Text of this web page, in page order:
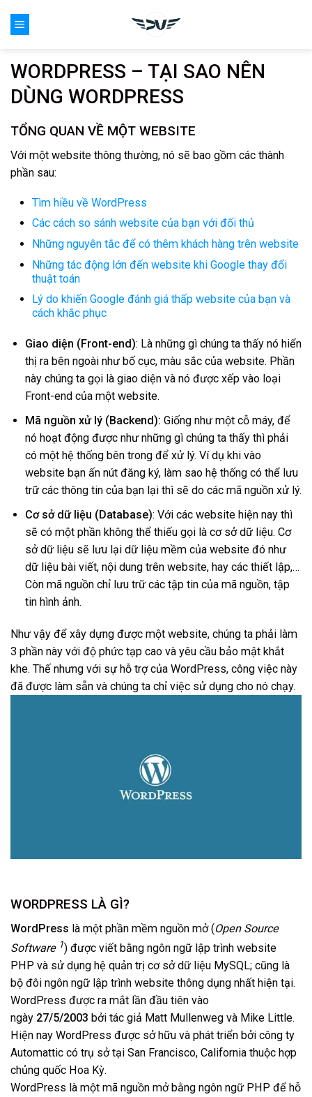
WORDPRESS – TẠI SAO NÊN
DÙNG WORDPRESS
TỔNG QUAN VỀ MỘT WEBSITE
Với một website thông thường, nó sẽ bao gồm các thành
phần sau:
Tìm hiều về WordPress
Các cách so sánh website của bạn với đối thủ
Những nguyên tắc để có thêm khách hàng trên website
Những tác động lớn đến website khi Google thay đổi
thuật toán
Lý do khiến Google đánh giá thấp website của bạn và
cách khắc phục
Giao diện (Front-end): Là những gì chúng ta thấy nó hiển
thị ra bên ngoài như bố cục, màu sắc của website. Phần
này chúng ta gọi là giao diện và nó được xếp vào loại
Front-end của một website.
Mã nguồn xử lý (Backend): Giống như một cỗ máy, để
nó hoạt động được như những gì chúng ta thấy thì phải
có một hệ thống bên trong để xử lý. Ví dụ khi vào
website bạn ấn nút đăng ký, làm sao hệ thống có thể lưu
trữ các thông tin của bạn lại thì sẽ do các mã nguồn xử lý.
Cơ sở dữ liệu (Database): Với các website hiện nay thì
sẽ có một phần không thể thiếu gọi là cơ sở dữ liệu. Cơ
sở dữ liệu sẽ lưu lại dữ liệu mềm của website đó như
dữ liệu bài viết, nội dung trên website, hay các thiết lập,…
Còn mã nguồn chỉ lưu trữ các tập tin của mã nguồn, tập
tin hình ảnh.
Như vậy để xây dựng được một website, chúng ta phải làm
3 phần này với độ phức tạp cao và yêu cầu bảo mật khắt
khe. Thế nhưng với sự hỗ trợ của WordPress, công việc này
đã được làm sẵn và chúng ta chỉ việc sử dụng cho nó chạy.
WORDPRESS LÀ GÌ?
WordPress là một phần mềm nguồn mở (Open Source
Software 1) được viết bằng ngôn ngữ lập trình website
PHP và sử dụng hệ quản trị cơ sở dữ liệu MySQL; cũng là
bộ đôi ngôn ngữ lập trình website thông dụng nhất hiện tại.
WordPress được ra mắt lần đầu tiên vào
ngày 27/5/2003 bởi tác giả Matt Mullenweg và Mike Little.
Hiện nay WordPress được sở hữu và phát triển bởi công ty
Automattic có trụ sở tại San Francisco, California thuộc hợp
chủng quốc Hoa Kỳ.
WordPress là một mã nguồn mở bằng ngôn ngữ PHP để hỗ